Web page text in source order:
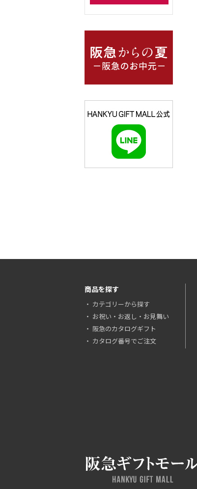
商品を探す
カテゴリーから探す
お祝い・お返し・お見舞い
阪急のカタログギフト
カタログ番号でご注文